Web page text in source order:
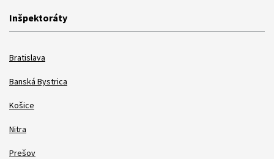
Inšpektoráty
Bratislava
Banská Bystrica
Košice
Nitra
Prešov